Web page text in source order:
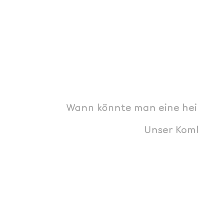
Wann könnte man eine
Unser